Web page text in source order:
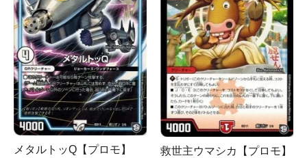
メタルトッQ【プロモ】
救世主ウマシカ【プロモ】